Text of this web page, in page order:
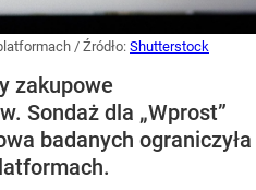
/ Źródło: Shutterstock
zakupowe
Sondaż dla „Wprost”
badanych ograniczyła